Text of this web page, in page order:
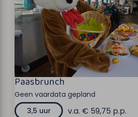
Paasbrunch
Geen vaardata gepland
3,5 uur
v.a. € 59,75 p.p.